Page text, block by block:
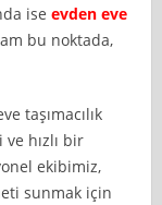
iseevden eve
bu noktada,
taşımacılık
hızlı bir
ekibimiz,
sunmak için